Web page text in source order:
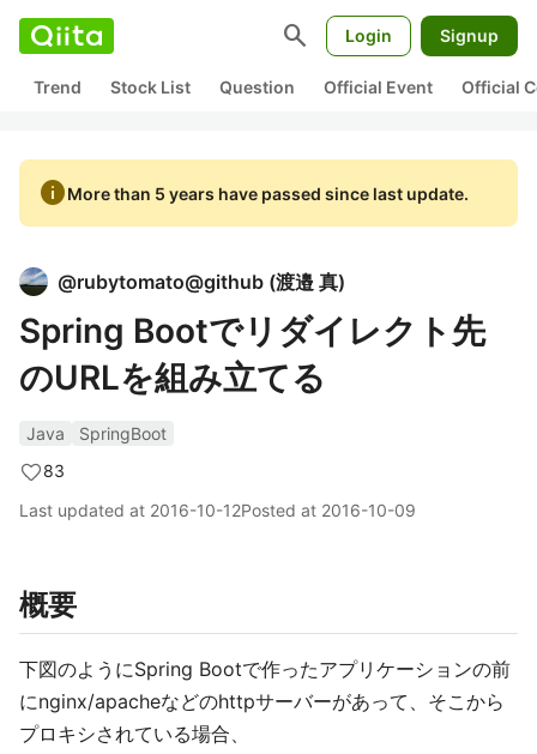
search Login Signup
Trend Stock List Question Official Event Official
infoMore than 5 years have passed since last update.
@rubytomato@github (渡邉 真)
Spring Bootでリダイレクト先
のURLを組み立てる
Java
SpringBoot
83
Last updated at 2016-10-12Posted at 2016-10-09
概要
下図のようにSpring Bootで作ったアプリケーションの前
にnginx/apacheなどのhttpサーバーがあって、そこから
プロキシされている場合、